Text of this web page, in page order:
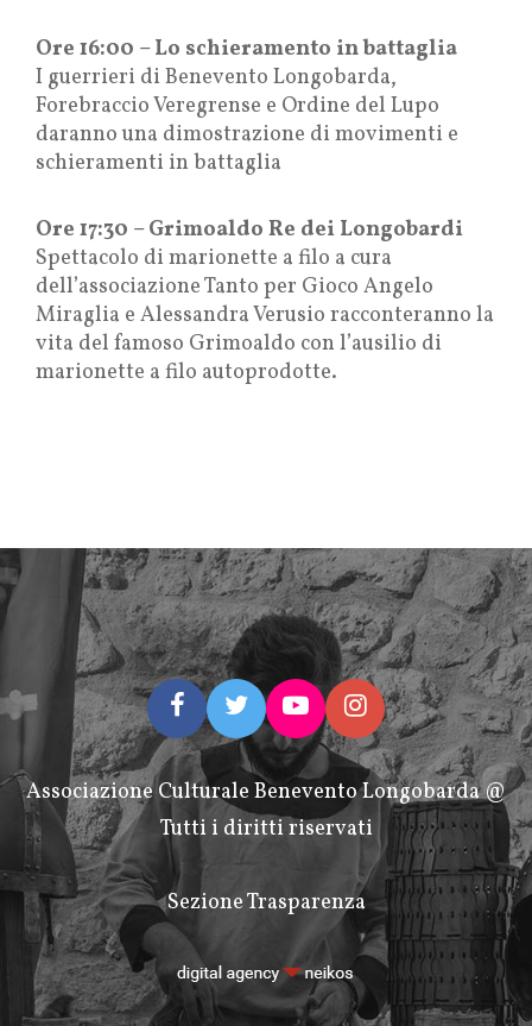
Ore 16:00 – Lo schieramento in battaglia
I guerrieri di Benevento Longobarda,
Forebraccio Veregrense e Ordine del Lupo
daranno una dimostrazione di movimenti e
schieramenti in battaglia
Ore 17:30 – Grimoaldo Re dei Longobardi
Spettacolo di marionette a filo a cura
dell’associazione Tanto per Gioco Angelo
Miraglia e Alessandra Verusio racconteranno la
vita del famoso Grimoaldo con l’ausilio di
marionette a filo autoprodotte.
Associazione Culturale Benevento Longobarda @
Tutti i diritti riservati
Sezione Trasparenza